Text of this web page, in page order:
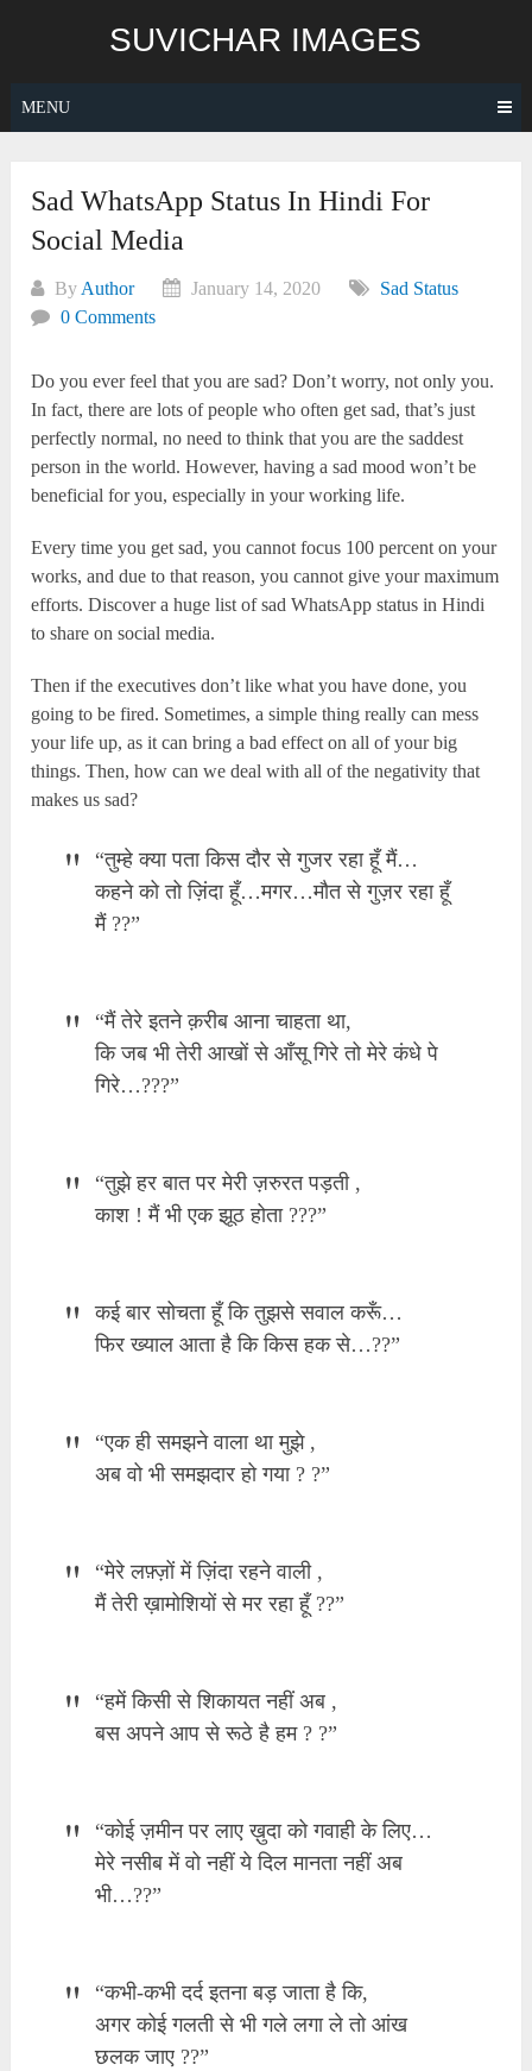
SUVICHAR IMAGES
MENU
Sad WhatsApp Status In Hindi For
Social Media
By Author January 14, 2020
Sad Status
0 Comments
Do you ever feel that you are sad? Don’t worry, not only you.
In fact, there are lots of people who often get sad, that’s just
perfectly normal, no need to think that you are the saddest
person in the world. However, having a sad mood won’t be
beneficial for you, especially in your working life.
Every time you get sad, you cannot focus 100 percent on your
works, and due to that reason, you cannot give your maximum
efforts. Discover a huge list of sad WhatsApp status in Hindi
to share on social media.
Then if the executives don’t like what you have done, you
going to be fired. Sometimes, a simple thing really can mess
your life up, as it can bring a bad effect on all of your big
things. Then, how can we deal with all of the negativity that
makes us sad?
“तुम्हे क्या पता किस दौर से गुजर रहा हूँ मैं…
कहने को तो ज़िंदा हूँ…मगर…मौत से गुज़र रहा हूँ
मैं ??”
“मैं तेरे इतने क़रीब आना चाहता था,
कि जब भी तेरी आखों से आँसू गिरे तो मेरे कंधे पे
गिरे…???”
“तुझे हर बात पर मेरी ज़रुरत पड़ती ,
काश ! मैं भी एक झूठ होता ???”
कई बार सोचता हूँ कि तुझसे सवाल करूँ…
फिर ख्याल आता है कि किस हक से…??”
“एक ही समझने वाला था मुझे ,
अब वो भी समझदार हो गया ? ?”
“मेरे लफ़्ज़ों में ज़िंदा रहने वाली ,
मैं तेरी ख़ामोशियों से मर रहा हूँ ??”
“हमें किसी से शिकायत नहीं अब ,
बस अपने आप से रूठे है हम ? ?”
“कोई ज़मीन पर लाए ख़ुदा को गवाही के लिए…
मेरे नसीब में वो नहीं ये दिल मानता नहीं अब
भी…??”
“कभी-कभी दर्द इतना बड़ जाता है कि,
अगर कोई गलती से भी गले लगा ले तो आंख
छलक जाए ??”